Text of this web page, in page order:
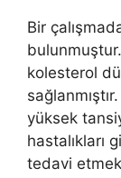
Bir
kolesterol
yüksek
hastalıkları
tedavi